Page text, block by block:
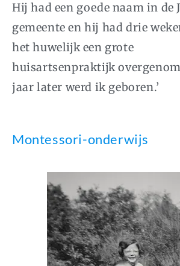
Hij had een goede naam in de
gemeente en hij had drie
het huwelijk een grote
huisartsenpraktijk
jaar later werd ik geboren.’
Montessori-onderwijs